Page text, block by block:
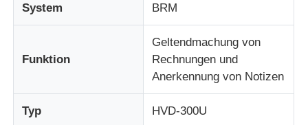
Fabrik Tour
Qualitätskontrolle
Kontakt
System BRM
Funktion
Geltendmachung von
Rechnungen und
Anerkennung von Notizen
Typ HVD-300U